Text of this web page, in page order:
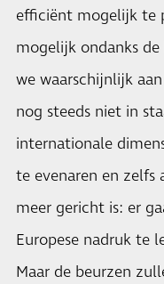
efficiënt mogelijk te
mogelijk ondanks
we waarschijnlijk
nog steeds niet in
internationale
te evenaren en zelfs
meer gericht is: er
Europese nadruk te
Maar de beurzen